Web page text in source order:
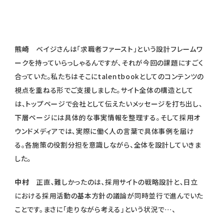
熊崎ベイジさんは「求職者ファースト」という設計フレームワ
ークを持っていらっしゃるんですが、それが今回の課題にすごく
合っていた。私たちはそこにtalentbookとしてのコンテンツの
視点を重ねる形でご支援しました。サイト全体の構造として
は、トップページで会社として伝えたいメッセージを打ち出し、
下層ページには具体的な事実情報を整理する。そして採用オ
ウンドメディアでは、実際に働く人の言葉で具体事例を届け
る。各施策の役割分担を意識しながら、全体を設計していきま
した。
中村正直、難しかったのは、採用サイトの戦略設計と、日立
における採用活動の基本方針の議論が同時並行で進んでいた
ことです。まさに「走りながら考える」という状況で…、